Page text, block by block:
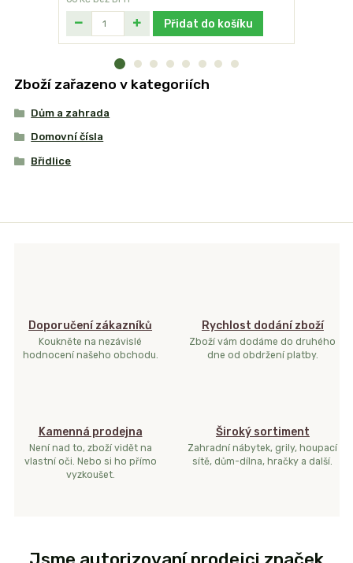
Přidat do košíku
Zboží zařazeno v kategoriích
Dům a zahrada
Domovní čísla
Břidlice
Doporučení zákazníků
Koukněte na nezávislé
hodnocení našeho obchodu.
Rychlost dodání zboží
Zboží vám dodáme do druhého
dne od obdržení platby.
Kamenná prodejna
Není nad to, zboží vidět na
vlastní oči. Nebo si ho přímo
vyzkoušet.
Široký sortiment
Zahradní nábytek, grily, houpací
sítě, dům-dílna, hračky a další.